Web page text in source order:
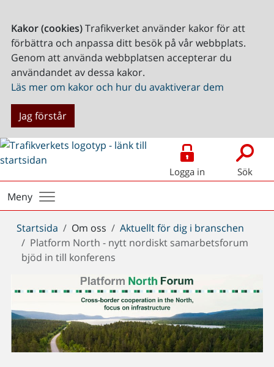
Kakor (cookies)Trafikverket använder kakor för att
förbättra och anpassa ditt besök på vår webbplats.
Genom att använda webbplatsen accepterar du
användandet av dessa kakor.
Läs mer om kakor och hur du avaktiverar dem
Jag förstår
Logga in Sök
Meny
Du
är
här:
Startsida Om oss
Aktuellt för dig i branschen
Platform North - nytt nordiskt samarbetsforum
bjöd in till konferens